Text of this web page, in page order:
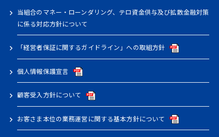
当組合のマネー・ローンダリング、テロ資金供与及び拡散金融対策
に係る対応方針について
「経営者保証に関するガイドライン」への取組方針
個人情報保護宣言
顧客受入方針について
お客さま本位の業務運営に関する基本方針について